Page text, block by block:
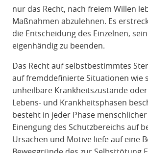
nur das Recht, nach freiem Willen
Maßnahmen abzulehnen. Es
die Entscheidung des Einzelnen,
eigenhändig zu beenden.
Das Recht auf selbstbestimmtes
auf fremddefinierte Situationen wie
unheilbare Krankheitszustände
Lebens- und Krankheitsphasen
besteht in jeder Phase menschlicher
Einengung des Schutzbereichs auf
Ursachen und Motive liefe auf eine